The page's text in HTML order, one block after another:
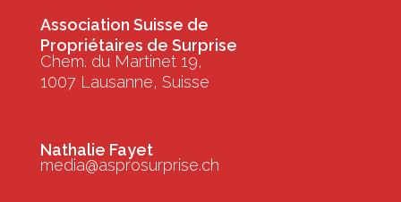
Association Suisse de
Propriétaires de Surprise
Chem. du Martinet 19,
1007 Lausanne, Suisse
Nathalie Fayet
media@asprosurprise.ch